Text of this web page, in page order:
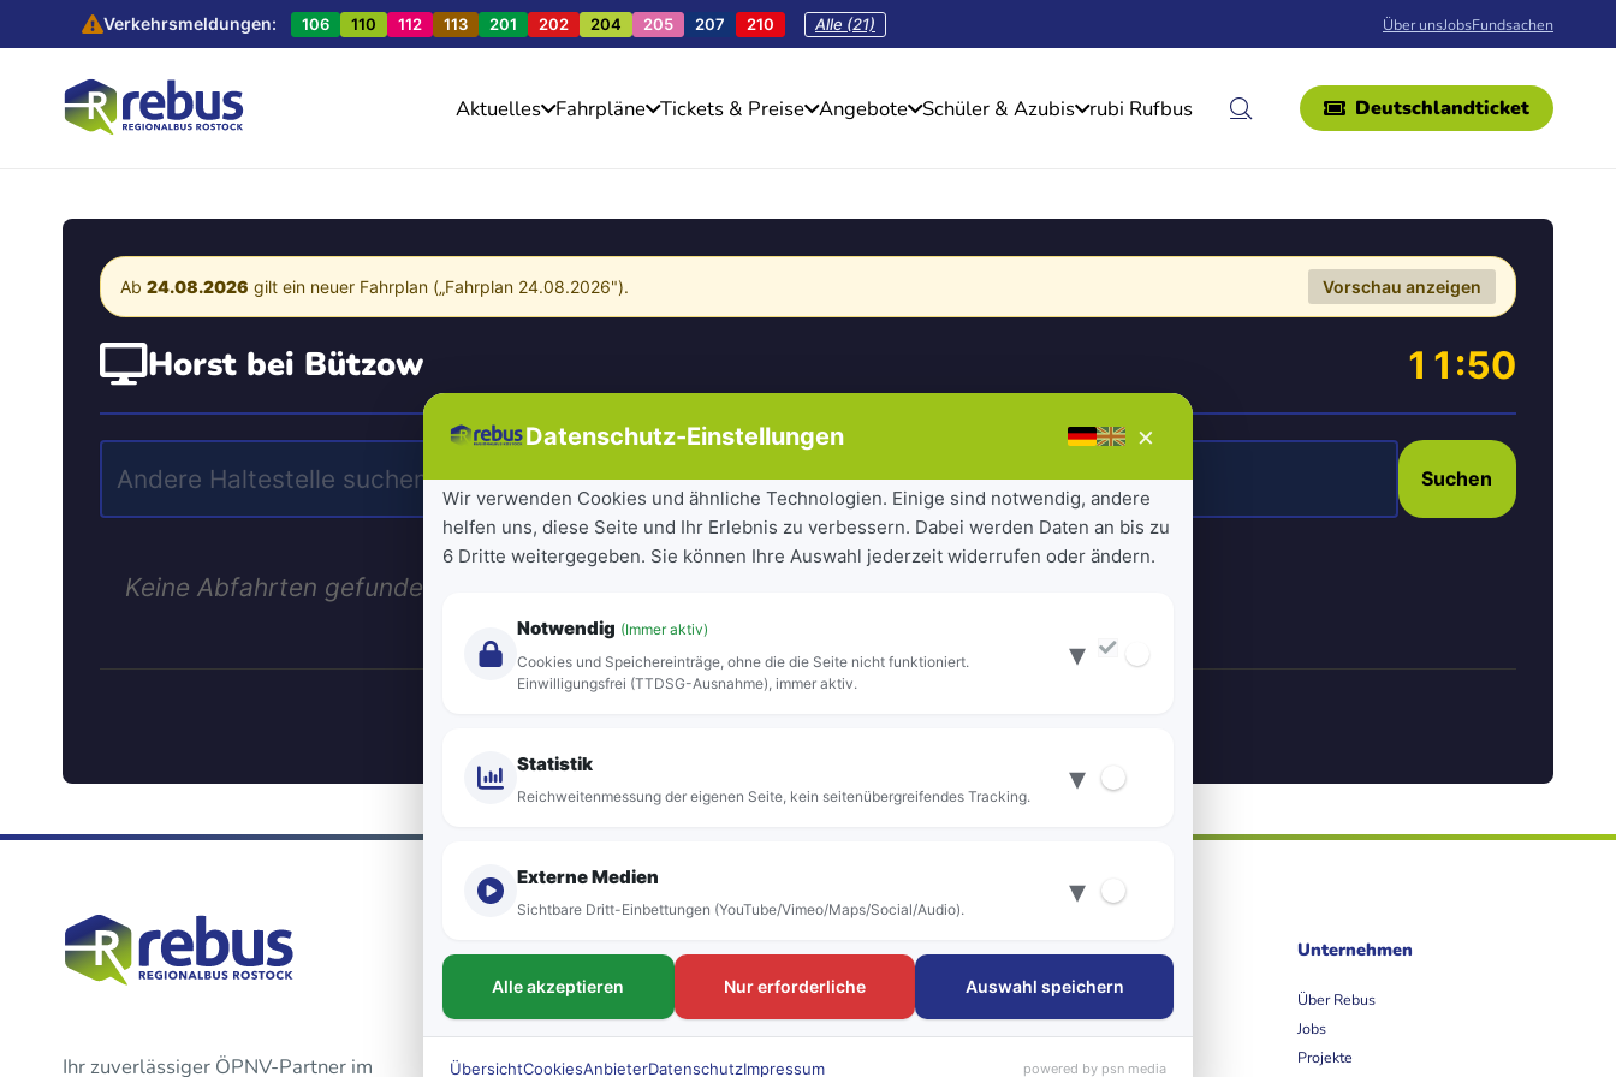
Verkehrsmeldungen: 106 110 112 113 201 202 204 205 207 210 Alle (21) Über unsJobsFundsachen
Aktuelles Fahrpläne Tickets & Preise Angebote Schüler & Azubis rubi Rufbus Deutschlandticket
Ab24.08.2026 gilt ein neuer Fahrplan („Fahrplan 24.08.2026"). Vorschau anzeigen
Horst bei Bützow 11:50
Suchen
Keine Abfahrten gefunden.
Ihr zuverlässiger ÖPNV-Partner im
FAHRTEN
Linien & Fahrpläne
Tickets & Tarife
Deutschlandticket
Unternehmen
Über Rebus
Jobs
Projekte
Datenschutz-Einstellungen ×
Wir verwenden Cookies und ähnliche Technologien. Einige sind notwendig, andere
helfen uns, diese Seite und Ihr Erlebnis zu verbessern. Dabei werden Daten an bis zu
6 Dritte weitergegeben. Sie können Ihre Auswahl jederzeit widerrufen oder ändern.
Notwendig (Immer aktiv)
Cookies und Speichereinträge, ohne die die Seite nicht funktioniert.
Einwilligungsfrei (TTDSG-Ausnahme), immer aktiv.
▾
Statistik
Reichweitenmessung der eigenen Seite, kein seitenübergreifendes Tracking. ▾
Externe Medien
Sichtbare Dritt-Einbettungen (YouTube/Vimeo/Maps/Social/Audio). ▾
Alle akzeptieren Nur erforderliche Auswahl speichern
ÜbersichtCookiesAnbieterDatenschutzImpressum powered by psn media